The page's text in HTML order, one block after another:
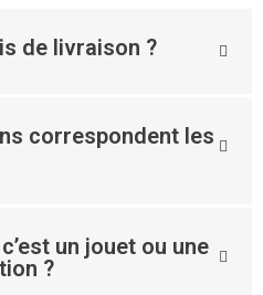
de livraison ?
correspondent les
un jouet ou une
?